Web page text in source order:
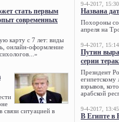
стать первым
современных
карту с 7 лет: виды
онлайн-оформление
ситуацией в
9-4-2017, 15:30
Названа
Похороны
апреля на
9-4-2017, 15:14
Путин
серии
Президент
египетскому
взрывов,
арабской
9-4-2017, 13:45
В Египте в